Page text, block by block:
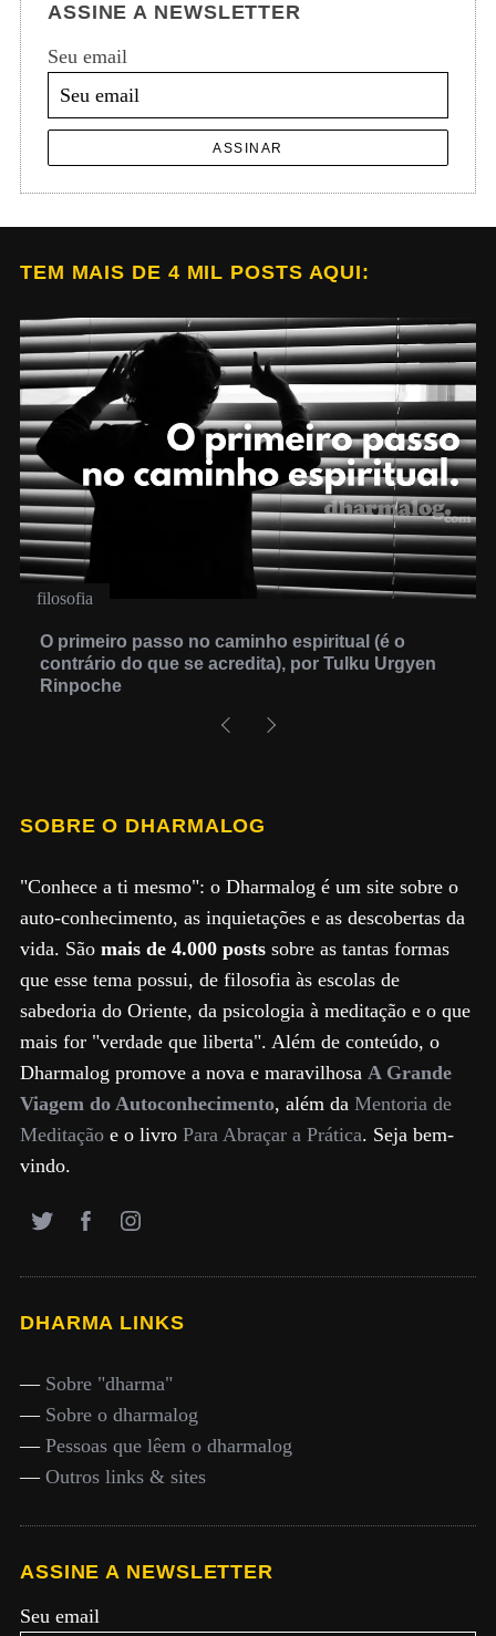
ASSINE A NEWSLETTER
Seu email
ASSINAR
TEM MAIS DE 4 MIL POSTS AQUI:
filosofia
O primeiro passo no caminho espiritual (é o
contrário do que se acredita), por Tulku Urgyen
Rinpoche
SOBRE O DHARMALOG
"Conhece a ti mesmo": o Dharmalog é um site sobre o
auto-conhecimento, as inquietações e as descobertas da
vida. São mais de 4.000 postssobre as tantas formas
que esse tema possui, de filosofia às escolas de
sabedoria do Oriente, da psicologia à meditação e o que
mais for "verdade que liberta". Além de conteúdo, o
Dharmalog promove a nova e maravilhosa A Grande
Viagem do Autoconhecimento, além da Mentoria de
Meditaçãoe o livro Para Abraçar a Prática. Seja bem-
vindo.
DHARMA LINKS
— Sobre "dharma"
— Sobre o dharmalog
— Pessoas que lêem o dharmalog
— Outros links & sites
ASSINE A NEWSLETTER
Seu email